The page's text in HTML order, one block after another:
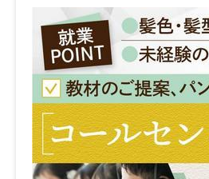
●まずは見学してみた
きたい！など、お気軽
【こちらの求人 を見
この求人情報に関する
る」または、「応募先
ださい。
「じょぶる福岡」には